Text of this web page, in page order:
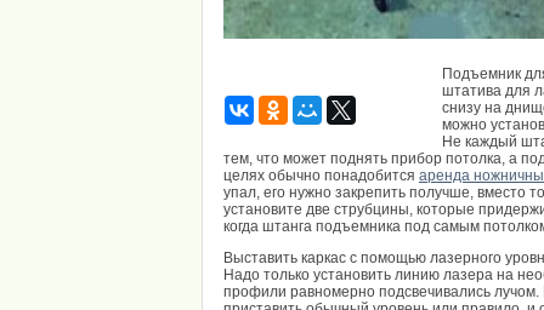
Подъемник
штатива для
снизу на
можно
Не каждый
тем, что может поднять прибор потолка, а
целях обычно понадобится аренда
упал, его нужно закрепить получше, вместо
установите две струбцины, которые
когда штанга подъемника под самым
Выставить каркас с помощью лазерного
Надо только установить линию лазера на
профили равномерно подсвечивались